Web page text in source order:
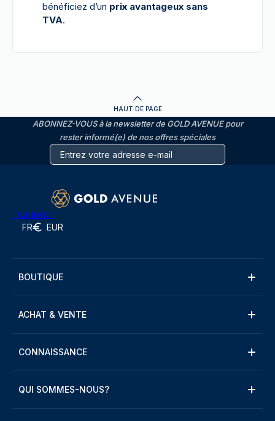
bénéficiez d’un prix avantageux sans
TVA.
HAUT DE PAGE
ABONNEZ-VOUS à la newsletter de GOLD AVENUE pour
rester informé(e) de nos offres spéciales
Trustpilot
FR EUR
BOUTIQUE
ACHAT & VENTE
CONNAISSANCE
QUI SOMMES-NOUS?